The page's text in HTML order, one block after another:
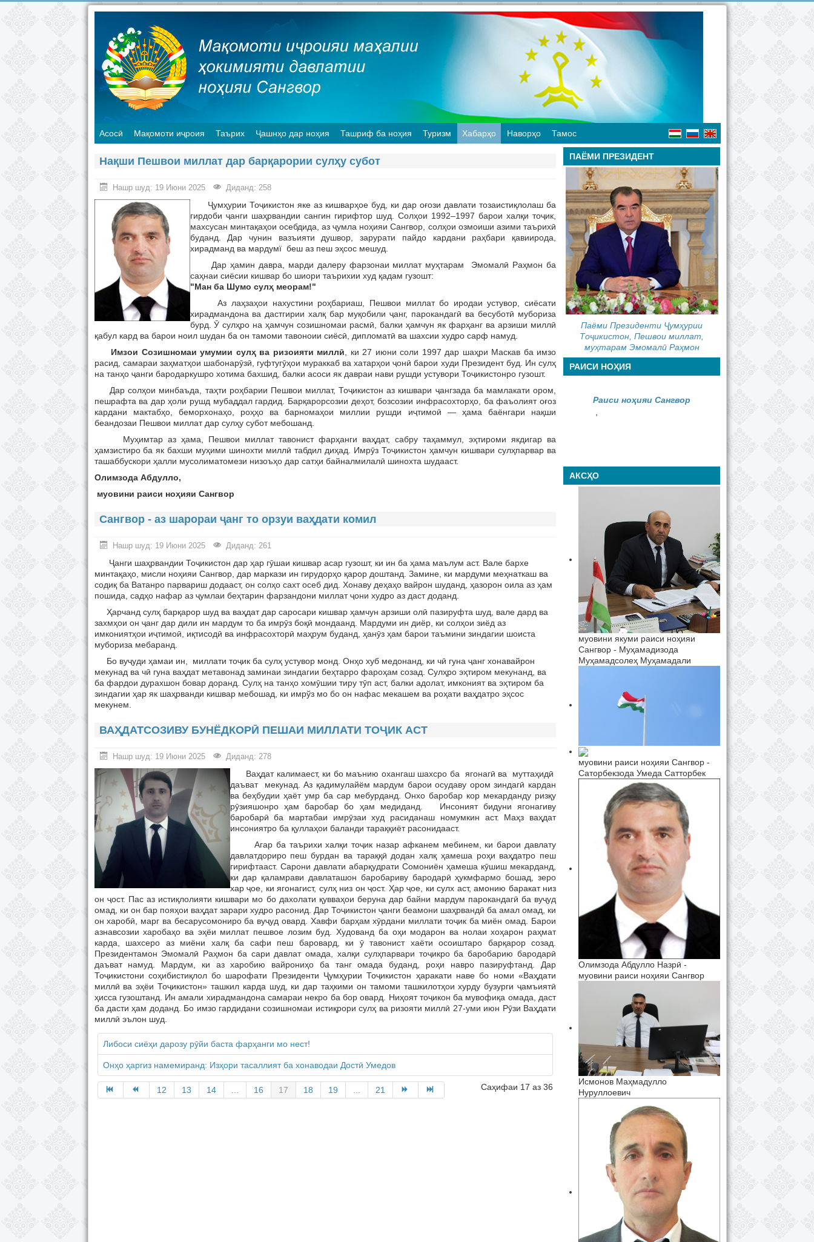
Асосӣ Мақомоти иҷроия Таърих Ҷашнҳо дар ноҳия Ташриф ба ноҳия Туризм Хабарҳо Наворҳо Тамос
Нақши Пешвои миллат дар барқарории сулҳу субот
Нашр шуд: 19 Июни 2025 Диданд: 258
Ҷумҳурии Тоҷикистон яке аз кишварҳое буд, ки дар оғози давлати тозаистиқлолаш ба
гирдоби ҷанги шаҳрвандии сангин гирифтор шуд. Солҳои 1992–1997 барои халқи тоҷик,
махсусан минтақаҳои осебдида, аз ҷумла ноҳияи Сангвор, солҳои озмоиши азими таърихӣ
буданд. Дар чунин вазъияти душвор, зарурати пайдо кардани раҳбари қавиирода,
хирадманд ва мардумї беш аз пеш эҳсос мешуд.
Дар ҳамин давра, марди далеру фарзонаи миллат муҳтарам Эмомалӣ Раҳмон ба
саҳнаи сиёсии кишвар бо шиори таърихии худ қадам гузошт:
"Ман ба Шумо сулҳ меорам!"
Аз лаҳзаҳои нахустини роҳбариаш, Пешвои миллат бо иродаи устувор, сиёсати
хирадмандона ва дастгирии халқ бар муқобили ҷанг, парокандагӣ ва бесуботӣ мубориза
бурд. Ӯ сулҳро на ҳамчун созишномаи расмӣ, балки ҳамчун як фарҳанг ва арзиши миллӣ
қабул кард ва барои ноил шудан ба он тамоми тавоноии сиёсӣ, дипломатӣ ва шахсии худро сарф намуд.
Имзои Созишномаи умумии сулҳ ва ризоияти миллӣ , ки 27 июни соли 1997 дар шаҳри Маскав ба имзо
расид, самараи заҳматҳои шабонарӯзӣ, гуфтугӯҳои мураккаб ва хатарҳои ҷонӣ барои худи Президент буд. Ин сулҳ
на танҳо ҷанги бародаркушро хотима бахшид, балки асоси як давраи нави рушди устувори Тоҷикистонро гузошт.
Дар солҳои минбаъда, таҳти роҳбарии Пешвои миллат, Тоҷикистон аз кишвари ҷангзада ба мамлакати ором,
пешрафта ва дар ҳоли рушд мубаддал гардид. Барқарорсозии деҳот, бозсозии инфрасохторҳо, ба фаъолият оғоз
кардани мактабҳо, беморхонаҳо, роҳҳо ва барномаҳои миллии рушди иҷтимоӣ — ҳама баёнгари нақши
беандозаи Пешвои миллат дар сулҳу субот мебошанд.
Муҳимтар аз ҳама, Пешвои миллат тавонист фарҳанги ваҳдат, сабру таҳаммул, эҳтироми якдигар ва
ҳамзистиро ба як бахши муҳими шинохти миллӣ табдил диҳад. Имрӯз Тоҷикистон ҳамчун кишвари сулҳпарвар ва
ташаббускори ҳалли мусолиматомези низоъҳо дар сатҳи байналмилалӣ шинохта шудааст.
Олимзода Абдулло,
муовини раиси ноҳияи Сангвор
Сангвор - аз шарораи ҷанг то орзуи ваҳдати комил
Нашр шуд: 19 Июни 2025 Диданд: 261
Ҷанги шаҳрвандии Тоҷикистон дар ҳар гӯшаи кишвар асар гузошт, ки ин ба ҳама маълум аст. Вале бархе
минтақаҳо, мисли ноҳияи Сангвор, дар маркази ин гирудорҳо қарор доштанд. Замине, ки мардуми меҳнаткаш ва
содиқ ба Ватанро парвариш додааст, он солҳо сахт осеб дид. Хонаву деҳаҳо вайрон шуданд, ҳазорон оила аз ҳам
пошида, садҳо нафар аз ҷумлаи беҳтарин фарзандони миллат ҷони худро аз даст доданд.
Ҳарчанд сулҳ барқарор шуд ва ваҳдат дар саросари кишвар ҳамчун арзиши олӣ пазируфта шуд, вале дард ва
захмҳои он ҷанг дар дили ин мардум то ба имрӯз боқӣ мондаанд. Мардуми ин диёр, ки солҳои зиёд аз
имкониятҳои иҷтимоӣ, иқтисодӣ ва инфрасохторӣ маҳрум буданд, ҳанӯз ҳам барои таъмини зиндагии шоиста
мубориза мебаранд.
Бо вуҷуди ҳамаи ин, миллати тоҷик ба сулҳ устувор монд. Онҳо хуб медонанд, ки чӣ гуна ҷанг хонавайрон
мекунад ва чӣ гуна ваҳдат метавонад заминаи зиндагии беҳтарро фароҳам созад. Сулҳро эҳтиром мекунанд, ва
ба фардои дурахшон бовар доранд. Сулҳ на танҳо хомӯшии тиру тӯп аст, балки адолат, имконият ва эҳтиром ба
зиндагии ҳар як шаҳрванди кишвар мебошад, ки имрўз мо бо он нафас мекашем ва роҳати ваҳдатро эҳсос
мекунем.
ВАҲДАТСОЗИВУ БУНЁДКОРӢ ПЕШАИ МИЛЛАТИ ТОҶИК АСТ
Нашр шуд: 19 Июни 2025 Диданд: 278
Ваҳдат калимаест, ки бо маънию охангаш шахсро ба ягонагӣ ва муттаҳидӣ
даъват мекунад. Аз қадимулайём мардум барои осудаву ором зиндагӣ кардан
ва беҳбудии ҳаёт умр ба cap мебурданд. Онхо баробар кор мекарданду ризқу
рӯзияшонро ҳам баробар бо ҳам медиданд. Инсоният бидуни ягонагиву
баробарӣ ба мартабаи имрӯзаи худ расиданаш номумкин аст. Маҳз ваҳдат
инсониятро ба қуллаҳои баланди тараққиёт расонидааст.
Агар ба таърихи халқи тоҷик назар афканем мебинем, ки барои давлату
давлатдориро пеш бурдан ва тараққӣ додан халқ ҳамеша роҳи ваҳдатро пеш
гирифтааст. Сарони давлати абарқудрати Сомониён ҳамеша кӯшиш мекарданд,
ки дар қаламрави давлаташон баробариву бародарӣ ҳукмфармо бошад, зеро
хар ҷое, ки ягонагист, сулҳ низ он ҷост. Ҳар ҷое, ки сулх аст, амонию баракат низ
он ҷост. Пас аз истиқлолияти кишвари мо бо дахолати қувваҳои беруна дар байни мардум парокандагӣ ба вуҷуд
омад, ки он бар пояҳои ваҳдат зарари худро расонид. Дар Тоҷикистон ҷанги беамони шаҳрвандӣ ба амал омад, ки
он харобӣ, марг ва бесарусомониро ба вуҷуд овард. Хавфи барҳам хӯрдани миллати тоҷик ба миён омад. Барои
азнавсозии харобаҳо ва эҳёи миллат пешвое лозим буд. Худованд ба оҳи модарон ва нолаи хоҳарон раҳмат
карда, шахсеро аз миёни халқ ба сафи пеш баровард, ки ӯ тавонист хаёти осоиштаро барқарор созад.
Президентамон Эмомалӣ Раҳмон ба сари давлат омада, халқи сулҳпарвари тоҷикро ба баробарию бародарӣ
даъват намуд. Мардум, ки аз харобию вайрониҳо ба танг омада буданд, роҳи навро пазируфтанд. Дар
Тоҷикистони соҳибистиқлол бо шарофати Президенти Ҷумҳурии Тоҷикистон ҳаракати наве бо номи «Ваҳдати
миллӣ ва эҳёи Тоҷикистон» ташкил карда шуд, ки дар таҳкими он тамоми ташкилотҳои хурду бузурги ҷамъиятӣ
ҳисса гузоштанд. Ин амали хирадмандона самараи некро ба бор овард. Ниҳоят тоҷикон ба мувофиқа омада, даст
ба дасти ҳам доданд. Бо имзо гардидани созишномаи истиқрори сулҳ ва ризояти миллӣ 27-уми июн Рӯзи Ваҳдати
миллӣ эълон шуд.
Либоси сиёҳи дарозу рӯйи баста фарҳанги мо нест!
Онҳо ҳаргиз намемиранд: Изҳори тасаллият ба хонаводаи Достӣ Умедов
Саҳифаи 17 аз 36
12 13 14 16 17 18 19 21
ПАЁМИ ПРЕЗИДЕНТ
Паёми Президенти Ҷумҳурии
Тоҷикистон, Пешвои миллат,
муҳтарам Эмомалӣ Раҳмон
РАИСИ НОҲИЯ
Раиси ноҳияи Сангвор
,
АКСҲО
муовини якуми раиси ноҳияи
Сангвор - Муҳамадизода
Муҳамадсолеҳ Муҳамадали
муовини раиси ноҳияи Сангвор -
Саторбекзода Умеда Сатторбек
Олимзода Абдулло Назрӣ -
муовини раиси ноҳияи Сангвор
Исмонов Маҳмадулло
Нуруллоевич